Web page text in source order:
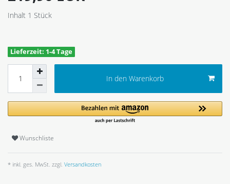
Inhalt 1 Stück
Lieferzeit: 1-4 Tage
In den Warenkorb
Wunschliste
* inkl. ges. MwSt. zzgl. Versandkosten